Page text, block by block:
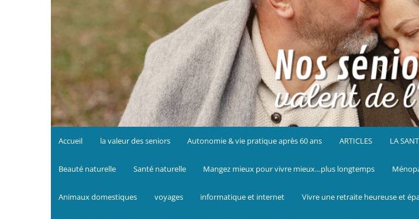
Accueil la valeur des seniors Autonomie & vie pratique après 60 ans ARTICLES LA
Beauté naturelle Santé naturelle Mangez mieux pour vivre mieux…plus longtemps
Animaux domestiques voyages informatique et internet Vivre une retraite heureuse et